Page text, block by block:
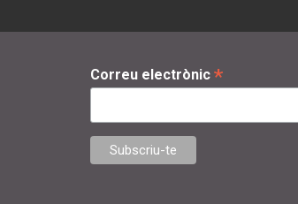
Correu electrònic *